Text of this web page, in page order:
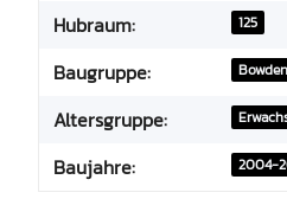
Hubraum: 125
Baugruppe:
Altersgruppe:
Baujahre: 2004-